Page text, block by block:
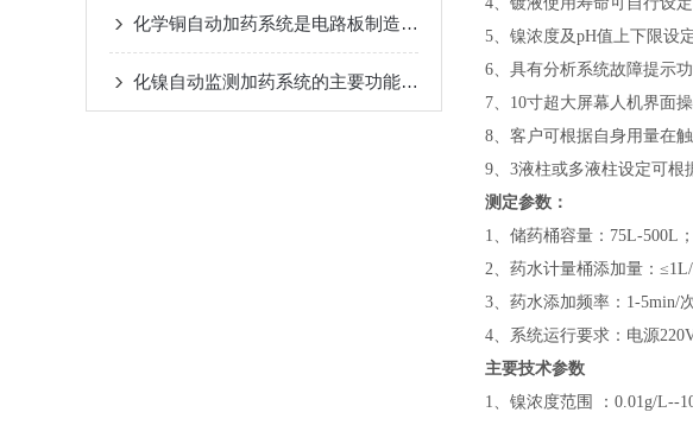
化学铜自动加药系统是电路板制造的智能补给站
化镍自动监测加药系统的主要功能分析
5、 镍浓度及pH值上下限设
6、 具有分析系统故障提示
7、10寸超大屏幕 人机界面操
8、 客户可根据自身用量在
9、3液柱或多液柱设定可根
测定参数：
1、 储药桶容量： 75L-500L
2、 药水计量桶添加量：
3、 药水添加频率： 1-5min/
4、 系统运行要求：电源
主要技术参数
1、 镍浓度范围 ： 0.01g/L--